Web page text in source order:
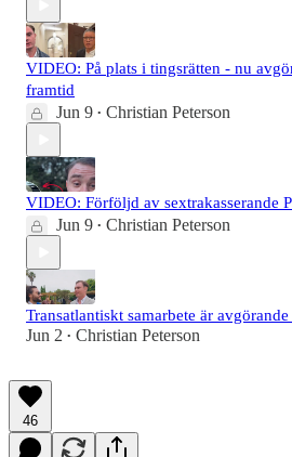
VIDEO: På plats i tingsrätten - nu
framtid
Jun 9 • Christian Peterson
VIDEO: Förföljd av sextrakasserande
Jun 9 • Christian Peterson
Transatlantiskt samarbete är
Jun 2 • Christian Peterson
46